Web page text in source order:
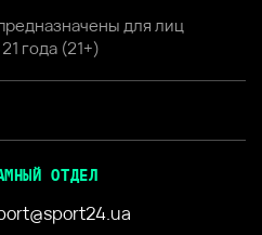
для лиц
года (21+)
ОТДЕЛ